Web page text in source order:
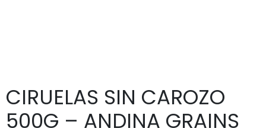
CIRUELAS SIN CAROZO
500G – ANDINA GRAINS